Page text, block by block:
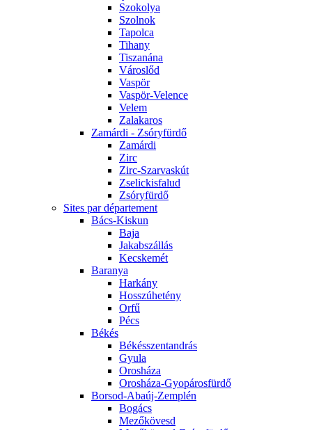
Szokolya
Szolnok
Tapolca
Tihany
Tiszanána
Városlőd
Vaspör
Vaspör-Velence
Velem
Zalakaros
Zamárdi - Zsóryfürdő
Zamárdi
Zirc
Zirc-Szarvaskút
Zselickisfalud
Zsóryfürdő
Sites par département
Bács-Kiskun
Baja
Jakabszállás
Kecskemét
Baranya
Harkány
Hosszúhetény
Orfű
Pécs
Békés
Békésszentandrás
Gyula
Orosháza
Orosháza-Gyopárosfürdő
Borsod-Abaúj-Zemplén
Bogács
Mezőkövesd